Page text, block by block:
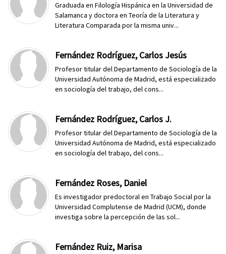
Graduada en Filología Hispánica en la Universidad de
Salamanca y doctora en Teoría de la Literatura y
Literatura Comparada por la misma univ...
Fernández Rodríguez, Carlos Jesús
Profesor titular del Departamento de Sociología de la
Universidad Autónoma de Madrid, está especializado
en sociología del trabajo, del cons...
Fernández Rodríguez, Carlos J.
Profesor titular del Departamento de Sociología de la
Universidad Autónoma de Madrid, está especializado
en sociología del trabajo, del cons...
Fernández Roses, Daniel
Es investigador predoctoral en Trabajo Social por la
Universidad Complutense de Madrid (UCM), donde
investiga sobre la percepción de las sol...
Fernández Ruiz, Marisa